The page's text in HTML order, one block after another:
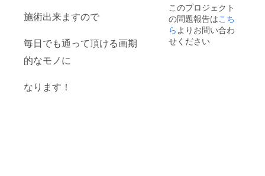
施術出来ますので
毎日でも通って頂ける画期
的なモノに
なります！
このプロジェクト
の問題報告はこち
ら よりお問い合わ
せください